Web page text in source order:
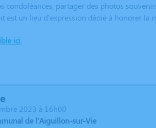
partager des photos
est un lieu d'expression dédié à honorer la
ici.
2023 à 16h00
de l'Aiguillon-sur-Vie